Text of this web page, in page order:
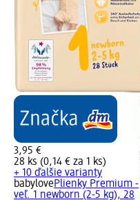
3,95 €
28 ks (0,14 € za 1 ks)
+ 10 ďalšie varianty
babylovePlienky Premium -
veľ. 1 newborn (2-5 kg), 28